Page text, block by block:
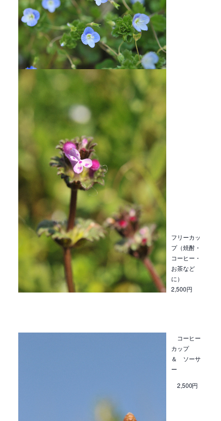
フリーカッ
プ（焼酎・
コーヒー・
お茶など
に）
2,500円
コーヒー
カップ
＆ ソーサ
ー
2,500円